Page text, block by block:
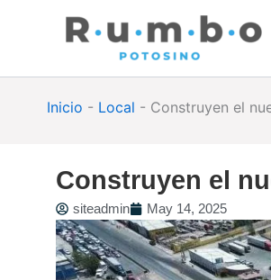
Inicio - Local - Construyen el
Construyen el
siteadmin May 14, 2025